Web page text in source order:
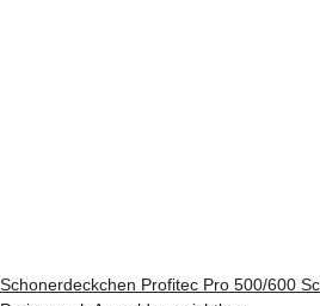
Schonerdeckchen Profitec Pro 500/600